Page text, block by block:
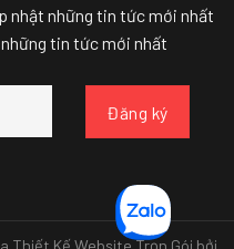
nhật những tin tức mới nhất
tin tức mới nhất